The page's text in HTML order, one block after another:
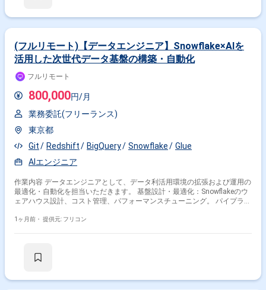
(フルリモート)【データエンジニア】Snowflake×AIを
活用した次世代データ基盤の構築・自動化
フルリモート
800,000円/月
業務委託(フリーランス)
東京都
Git
Redshift BigQuery Snowflake
Glue
AIエンジニア
作業内容 データエンジニアとして、データ利活用環境の拡張および運用の
最適化・自動化を担当いただきます。 基盤設計・最適化：Snowflakeのウ
ェアハウス設計、コスト管理、パフォーマンスチューニング。 パイプライ
ーの設計。 品質・ガバナンス：dbtを用いたモデル管理、CI/CDの整備、セ
1ヶ月前・ 提供元: フリコン